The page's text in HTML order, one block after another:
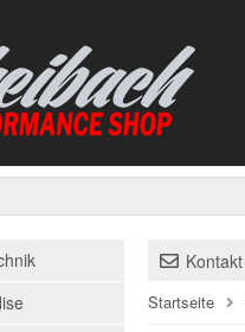
Kontakt
Startseite